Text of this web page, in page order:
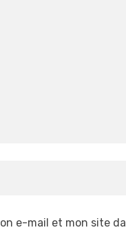
e-mail et mon site